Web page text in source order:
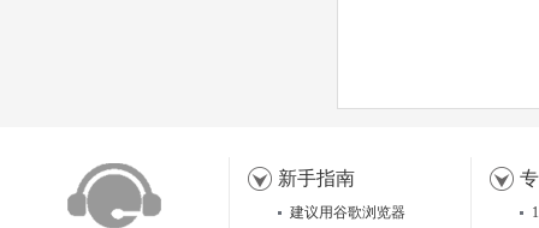
新手指南
建议用谷歌浏览器